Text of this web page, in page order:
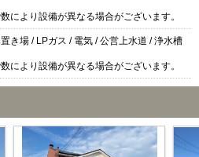
により設備が異なる場合がございます。
き場 / LPガス / 電気 / 公営上水道 / 浄水槽
により設備が異なる場合がございます。